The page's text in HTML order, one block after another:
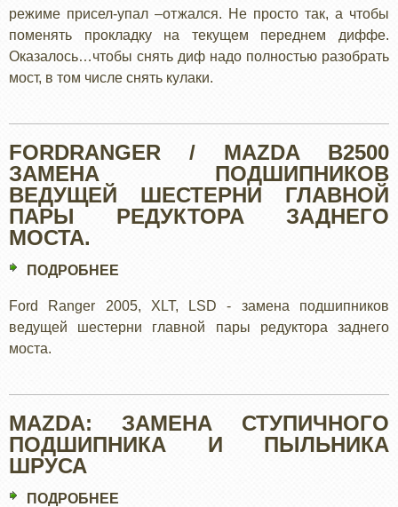
TRAIL
GEAR
режиме присел-упал –отжался. Не просто так, а чтобы
поменять прокладку на текущем переднем диффе.
Оказалось…чтобы снять диф надо полностью разобрать
мост, в том числе снять кулаки.
FORDRANGER / MAZDA B2500
ЗАМЕНА ПОДШИПНИКОВ
ВЕДУЩЕЙ ШЕСТЕРНИ ГЛАВНОЙ
ПАРЫ РЕДУКТОРА ЗАДНЕГО
МОСТА.
ПОДРОБНЕЕ
/
MAZDA
ПОДШИПНИКОВ
ВЕДУЩЕЙ
ШЕСТЕРНИ
Ford Ranger 2005, XLT, LSD - замена подшипников
ведущей шестерни главной пары редуктора заднего
моста.
MAZDA: ЗАМЕНА СТУПИЧНОГО
ПОДШИПНИКА И ПЫЛЬНИКА
ШРУСА
ПОДРОБНЕЕ